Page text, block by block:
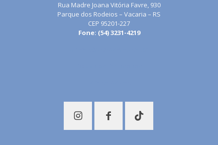
Rua Madre Joana Vitória Favre, 930
Parque dos Rodeios – Vacaria – RS
CEP 95201-227
Fone: (54) 3231-4219